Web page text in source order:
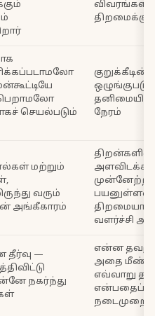
திறமைக்கு
செயல்படும்
நேரம்
மற்றும்
வரும்
அங்கீகாரம்
திறன்களில்
வளர்ச்சி
தீர்வு —
நகர்ந்து
என்ன தவறு
அதை
எவ்வாறு
என்பதைப்
நடைமுறை